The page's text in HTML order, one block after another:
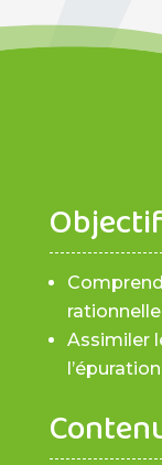
rationnelle
Assimiler